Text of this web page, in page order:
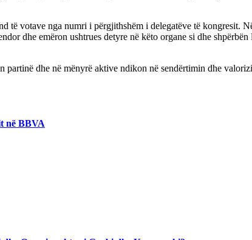
votave nga numri i përgjithshëm i delegatëve të kongresit.
dhe emëron ushtrues detyre në këto organe si dhe
partinë dhe në mënyrë aktive ndikon në sendërtimin dhe
në BBVA